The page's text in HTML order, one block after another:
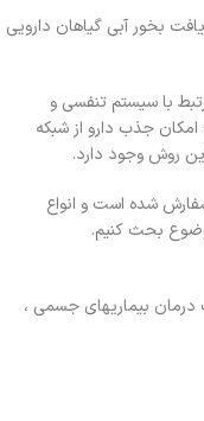
بخور آبی گیاهان دارویی
با سیستم تنفسی و
جذب دارو از شبکه
روش وجود دارد.
شده است و انواع
بحث کنیم.
بیماریهای جسمی ،